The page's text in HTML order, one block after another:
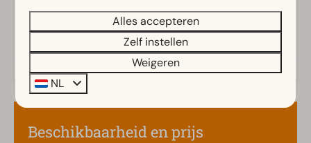
Keuken
Koelkast
Energielabel(s)
Beschikbaarheid en prijs
Alles accepteren
Zelf instellen
Weigeren
NL